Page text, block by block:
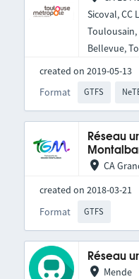
Sicoval, CC
Toulousain,
Bellevue,
created on 2019-05-13
Format
GTFS
Réseau
CA
created on 2018-03-21
Format
GTFS
Réseau
Mende